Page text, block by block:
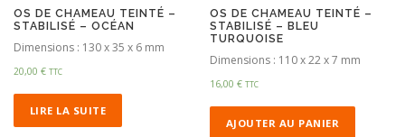
OS DE CHAMEAU TEINTÉ –
STABILISÉ – OCÉAN
Dimensions : 130 x 35 x 6 mm
20,00 € TTC
LIRE LA SUITE
OS DE CHAMEAU TEINTÉ –
STABILISÉ – BLEU
TURQUOISE
Dimensions : 110 x 22 x 7 mm
16,00€ TTC
AJOUTER AU PANIER